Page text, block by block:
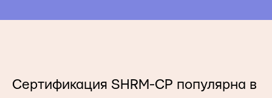
Сертификация SHRM-CP популярна в